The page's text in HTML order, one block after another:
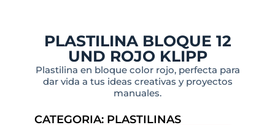
PLASTILINA BLOQUE 12
UND ROJO KLIPP
Plastilina en bloque color rojo, perfecta para
dar vida a tus ideas creativas y proyectos
manuales.
CATEGORIA: PLASTILINAS